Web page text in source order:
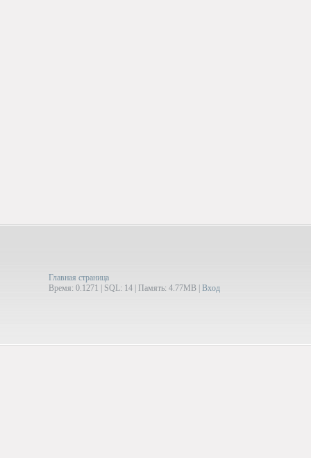
Главная страница
Время: 0.1271 | SQL: 14 | Память: 4.77MB Вход